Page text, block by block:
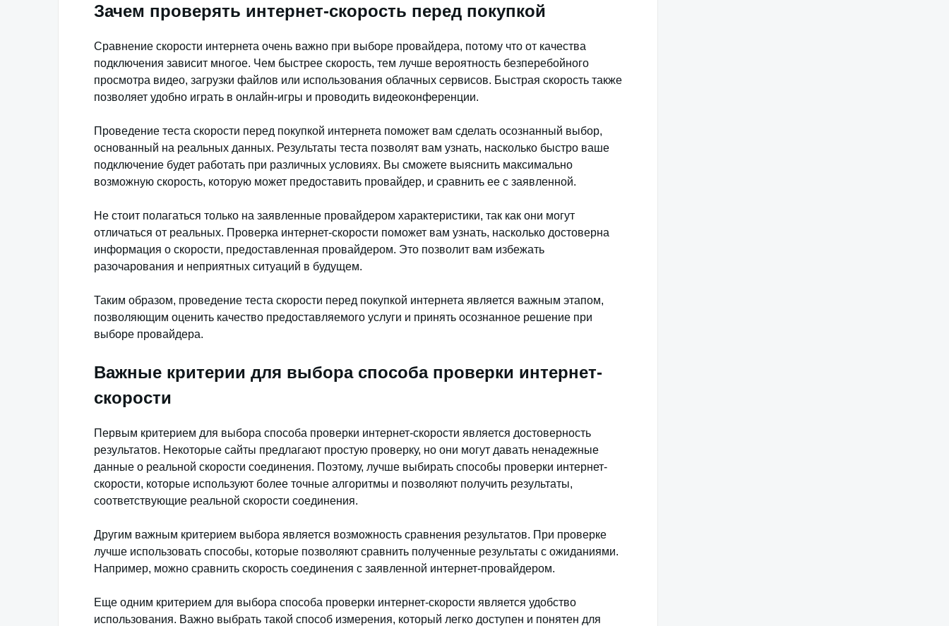
Зачем проверять интернет-скорость перед покупкой
Сравнение скорости интернета очень важно при выборе провайдера, потому что от качества
подключения зависит многое. Чем быстрее скорость, тем лучше вероятность безперебойного
просмотра видео, загрузки файлов или использования облачных сервисов. Быстрая скорость также
позволяет удобно играть в онлайн-игры и проводить видеоконференции.
Проведение теста скорости перед покупкой интернета поможет вам сделать осознанный выбор,
основанный на реальных данных. Результаты теста позволят вам узнать, насколько быстро ваше
подключение будет работать при различных условиях. Вы сможете выяснить максимально
возможную скорость, которую может предоставить провайдер, и сравнить ее с заявленной.
Не стоит полагаться только на заявленные провайдером характеристики, так как они могут
отличаться от реальных. Проверка интернет-скорости поможет вам узнать, насколько достоверна
информация о скорости, предоставленная провайдером. Это позволит вам избежать
разочарования и неприятных ситуаций в будущем.
Таким образом, проведение теста скорости перед покупкой интернета является важным этапом,
позволяющим оценить качество предоставляемого услуги и принять осознанное решение при
выборе провайдера.
Важные критерии для выбора способа проверки интернет-
скорости
Первым критерием для выбора способа проверки интернет-скорости является достоверность
результатов. Некоторые сайты предлагают простую проверку, но они могут давать ненадежные
данные о реальной скорости соединения. Поэтому, лучше выбирать способы проверки интернет-
скорости, которые используют более точные алгоритмы и позволяют получить результаты,
соответствующие реальной скорости соединения.
Другим важным критерием выбора является возможность сравнения результатов. При проверке
лучше использовать способы, которые позволяют сравнить полученные результаты с ожиданиями.
Например, можно сравнить скорость соединения с заявленной интернет-провайдером.
Еще одним критерием для выбора способа проверки интернет-скорости является удобство
использования. Важно выбрать такой способ измерения, который легко доступен и понятен для